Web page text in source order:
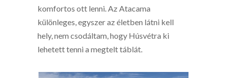
komfortos ott lenni. Az Atacama
különleges, egyszer az életben látni kell
hely, nem csodáltam, hogy Húsvétra ki
lehetett tenni a megtelt táblát.